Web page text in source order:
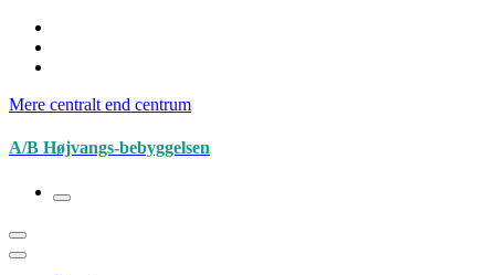
Videre
indhold
Mere centralt end centrum
A/B Højvangs-bebyggelsen